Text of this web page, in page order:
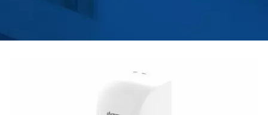
MUSLUĞU ÜRETICISI |
HOKWANG